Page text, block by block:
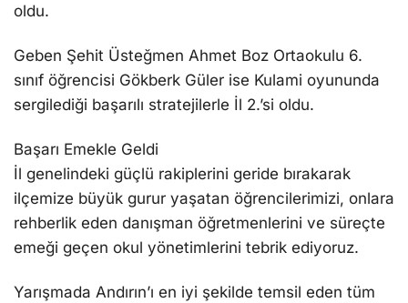
oldu.
Geben Şehit Üsteğmen Ahmet Boz Ortaokulu 6.
sınıf öğrencisi Gökberk Güler ise Kulami oyununda
sergilediği başarılı stratejilerle İl 2.’si oldu.
Başarı Emekle Geldi
İl genelindeki güçlü rakiplerini geride bırakarak
ilçemize büyük gurur yaşatan öğrencilerimizi, onlara
rehberlik eden danışman öğretmenlerini ve süreçte
emeği geçen okul yönetimlerini tebrik ediyoruz.
Yarışmada Andırın’ı en iyi şekilde temsil eden tüm